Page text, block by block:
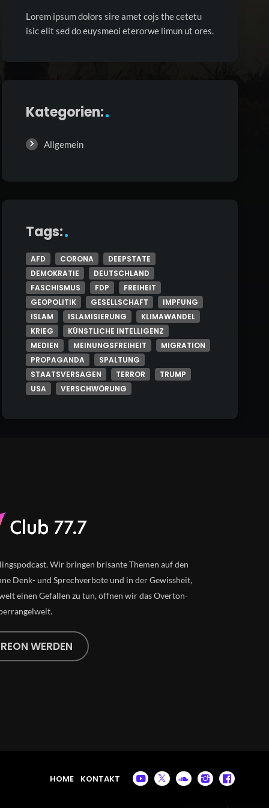
Lorem ipsum dolors sire amet cojs the cetetu
isic elit sed do euysmeoi eterorwe limun ut ores.
Kategorien:
Allgemein
Tags:
AFD CORONA
DEEPSTATE
DEMOKRATIE
DEUTSCHLAND
FASCHISMUS
FDP
FREIHEIT
GEOPOLITIK
GESELLSCHAFT
IMPFUNG
ISLAM
ISLAMISIERUNG
KLIMAWANDEL
KRIEG
KÜNSTLICHE INTELLIGENZ
MEDIEN
MEINUNGSFREIHEIT
MIGRATION
PROPAGANDA
SPALTUNG
STAATSVERSAGEN
TERROR
TRUMP
USA
VERSCHWÖRUNG
Wir bringen brisante Themen auf den
Denk- und Sprechverbote und in der Gewissheit,
einen Gefallen zu tun, öffnen wir das Overton-
WERDEN
HOME KONTAKT